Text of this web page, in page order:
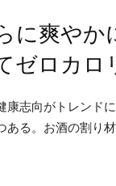
に爽や
ゼロカロ
康志向がトレンド
ある。お酒の割